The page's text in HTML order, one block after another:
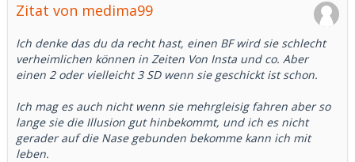
Zitat von medima99
Ich denke das du da recht hast, einen BF wird sie schlecht
verheimlichen können in Zeiten Von Insta und co. Aber
einen 2 oder vielleicht 3 SD wenn sie geschickt ist schon.
Ich mag es auch nicht wenn sie mehrgleisig fahren aber so
lange sie die Illusion gut hinbekommt, und ich es nicht
gerader auf die Nase gebunden bekomme kann ich mit
leben.